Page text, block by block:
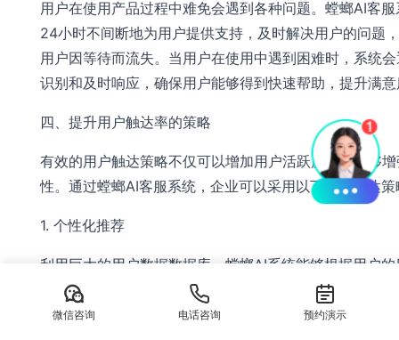
用户在使用产品过程中难免会遇到各种问题。螳螂AI客
24小时不间断地为用户提供支持，及时解决用户的问题
用户因等待而流失。当用户在使用中遇到困难时，系统
识别和及时响应，确保用户能够得到快速帮助，提升满
四、提升用户触达率的策略
有效的用户触达策略不仅可以增加用户活跃度，还能够
性。通过螳螂AI客服系统，企业可以采用以下几种触达策
1. 个性化推荐
利用巨大的用户数据数据库，螳螂AI系统能够根据用户
和偏好生成个性化的内容推荐。当用户登录时，系统会
推荐相关的活动、产品或服务，提升用户的参与感。
微信咨询 电话咨询 预约演示